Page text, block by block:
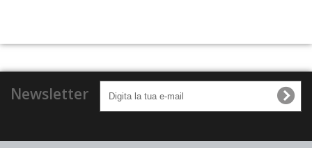
Newsletter